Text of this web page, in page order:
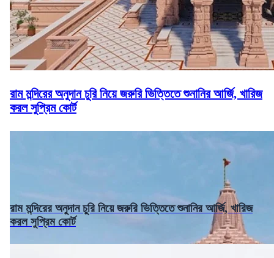
রাম মন্দিরের অনুদান চুরি নিয়ে জরুরি ভিত্তিতে শুনানির আর্জি, খারিজ
করল সুপ্রিম কোর্ট
রাম মন্দিরের অনুদান চুরি নিয়ে জরুরি ভিত্তিতে শুনানির আর্জি, খারিজ
করল সুপ্রিম কোর্ট